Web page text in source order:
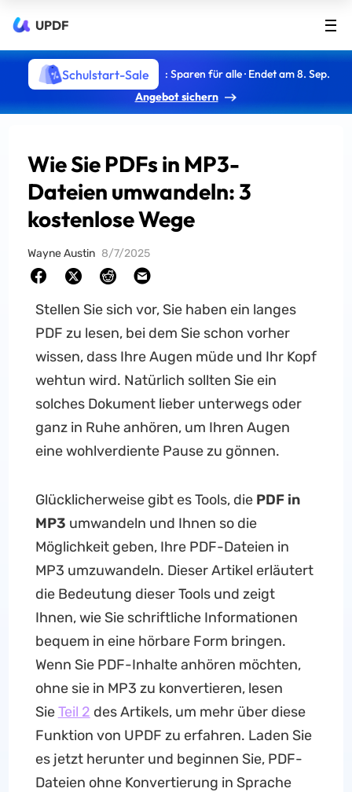
UPDF
Schulstart-Sale
: Sparen für alle · Endet am 8. Sep.
Angebot sichern
Wie Sie PDFs in MP3-
Dateien umwandeln: 3
kostenlose Wege
Wayne Austin 8/7/2025
Stellen Sie sich vor, Sie haben ein langes
PDF zu lesen, bei dem Sie schon vorher
wissen, dass Ihre Augen müde und Ihr Kopf
wehtun wird. Natürlich sollten Sie ein
solches Dokument lieber unterwegs oder
ganz in Ruhe anhören, um Ihren Augen
eine wohlverdiente Pause zu gönnen.
Glücklicherweise gibt es Tools, die PDF in
MP3 umwandeln und Ihnen so die
Möglichkeit geben, Ihre PDF-Dateien in
MP3 umzuwandeln. Dieser Artikel erläutert
die Bedeutung dieser Tools und zeigt
Ihnen, wie Sie schriftliche Informationen
bequem in eine hörbare Form bringen.
Wenn Sie PDF-Inhalte anhören möchten,
ohne sie in MP3 zu konvertieren, lesen
SieTeil 2 des Artikels, um mehr über diese
Funktion von UPDF zu erfahren. Laden Sie
es jetzt herunter und beginnen Sie, PDF-
Dateien ohne Konvertierung in Sprache